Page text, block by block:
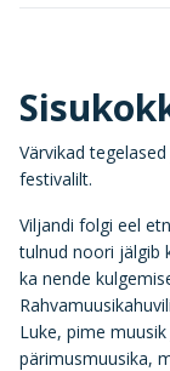
Värvikad
festivalilt.
Viljandi folgi eel
tulnud noori jälgib
ka nende
Luke, pime
pärimusmuusika,